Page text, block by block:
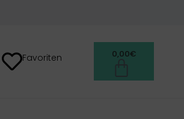
Favoriten 0,00€